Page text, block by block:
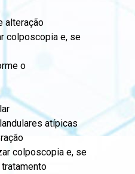
alteração
colposcopia e, se
o
atípicas
colposcopia e, se